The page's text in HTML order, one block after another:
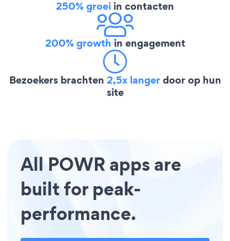
250% groei in contacten
200% growth in engagement
Bezoekers brachten 2,5x langerdoor op hun
site
All POWR apps are
built for peak-
performance.